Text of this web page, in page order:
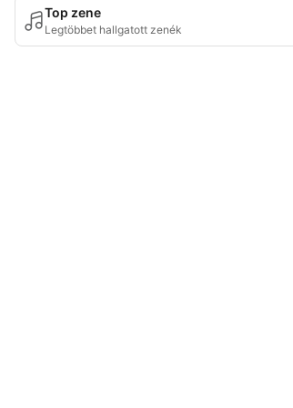
Top zene
Legtöbbet hallgatott zenék